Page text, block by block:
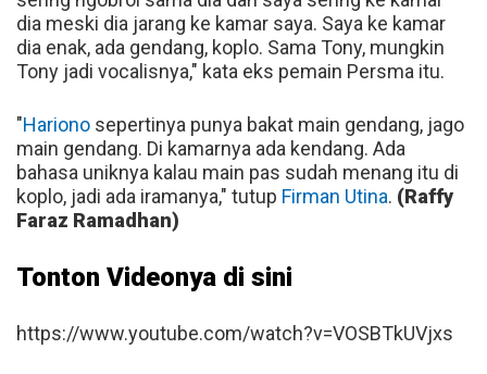
dia meski dia jarang ke kamar saya. Saya ke kamar
dia enak, ada gendang, koplo. Sama Tony, mungkin
Tony jadi vocalisnya," kata eks pemain Persma itu.
"Hariono sepertinya punya bakat main gendang, jago
main gendang. Di kamarnya ada kendang. Ada
bahasa uniknya kalau main pas sudah menang itu di
koplo, jadi ada iramanya," tutup Firman Utina. (Raffy
Faraz Ramadhan)
Tonton Videonya di sini
https://www.youtube.com/watch?v=VOSBTkUVjxs